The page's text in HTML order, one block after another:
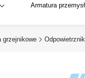
Armatura
grzejnikowe